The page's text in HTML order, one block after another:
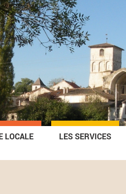
LOCALE LES SERVICES